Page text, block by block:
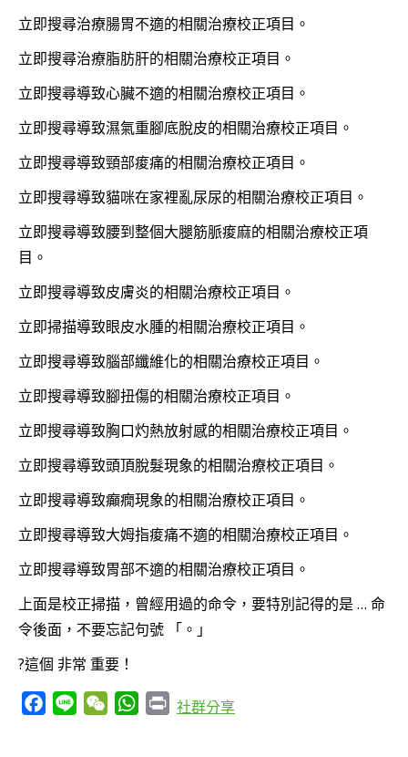
立即搜尋治療腸胃不適的相關治療校正項目。
立即搜尋治療脂肪肝的相關治療校正項目。
立即搜尋導致心臟不適的相關治療校正項目。
立即搜尋導致濕氣重腳底脫皮的相關治療校正項目。
立即搜尋導致頸部痠痛的相關治療校正項目。
立即搜尋導致貓咪在家裡亂尿尿的相關治療校正項目。
立即搜尋導致腰到整個大腿筋脈痠麻的相關治療校正項
目。
立即搜尋導致皮膚炎的相關治療校正項目。
立即掃描導致眼皮水腫的相關治療校正項目。
立即搜尋導致腦部纖維化的相關治療校正項目。
立即搜尋導致腳扭傷的相關治療校正項目。
立即搜尋導致胸口灼熱放射感的相關治療校正項目。
立即搜尋導致頭頂脫髮現象的相關治療校正項目。
立即搜尋導致癲癇現象的相關治療校正項目。
立即搜尋導致大姆指痠痛不適的相關治療校正項目。
立即搜尋導致胃部不適的相關治療校正項目。
上面是校正掃描，曾經用過的命令，要特別記得的是 … 命
令後面，不要忘記句號 「。」
?這個 非常 重要！
Facebook
Line WeChatWhatsApp
Print
社群分享